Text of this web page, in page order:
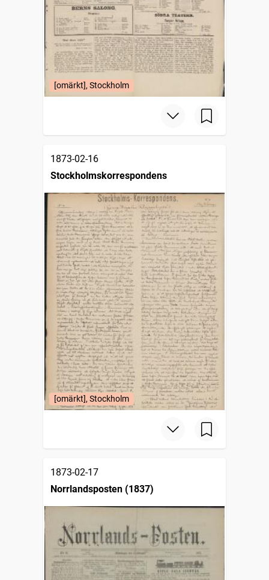
[omärkt], Stockholm
1873-02-16
Stockholmskorrespondens
[omärkt], Stockholm
1873-02-17
Norrlandsposten (1837)